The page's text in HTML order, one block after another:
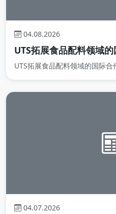
04.08.2026
UTS拓展食品配料领域
UTS拓展食品配料领域的国际合
04.07.2026